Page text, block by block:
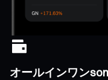
オールインワン